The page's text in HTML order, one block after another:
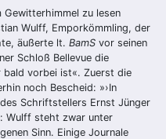
Gewitterhimmel zu lesen
Wulff, Emporkömmling, der
äußerte lt. BamS vor seinen
Schloß Bellevue die
vorbei ist«. Zuerst die
noch Bescheid: »›In
Schriftstellers Ernst Jünger
Wulff steht zwar unter
Sinn. Einige Journale